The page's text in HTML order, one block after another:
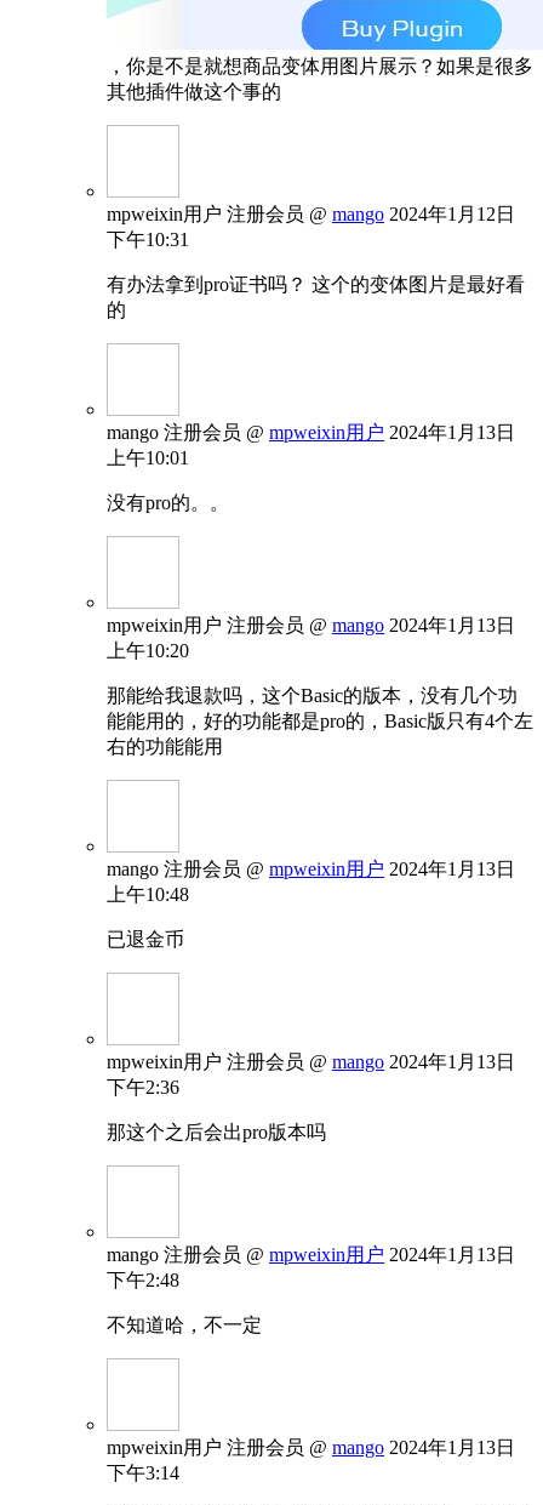
，你是不是就想商品变体用图片展示？如果是很多
其他插件做这个事的
mpweixin用户 注册会员 @ mango 2024年1月12日
下午10:31
有办法拿到pro证书吗？ 这个的变体图片是最好看
的
mango 注册会员 @ mpweixin用户 2024年1月13日
上午10:01
没有pro的。。
mpweixin用户 注册会员 @ mango 2024年1月13日
上午10:20
那能给我退款吗，这个Basic的版本，没有几个功
能能用的，好的功能都是pro的，Basic版只有4个左
右的功能能用
mango 注册会员 @ mpweixin用户 2024年1月13日
上午10:48
已退金币
mpweixin用户 注册会员 @ mango 2024年1月13日
下午2:36
那这个之后会出pro版本吗
mango 注册会员 @ mpweixin用户 2024年1月13日
下午2:48
不知道哈，不一定
mpweixin用户 注册会员 @ mango 2024年1月13日
下午3:14